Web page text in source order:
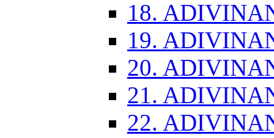
18.
19.
20.
21.
22.